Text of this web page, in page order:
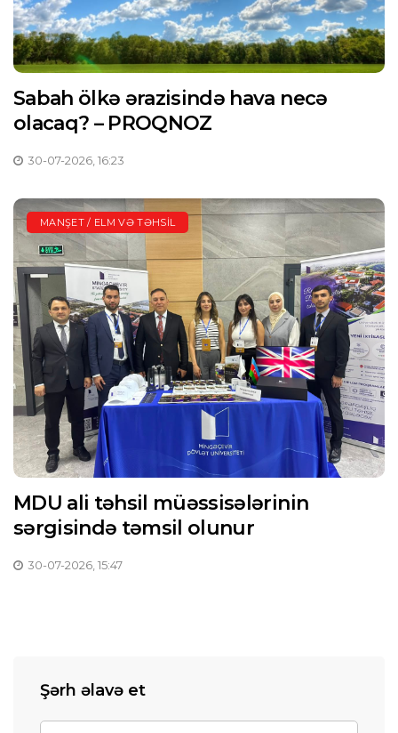
Sabah ölkə ərazisində hava necə
olacaq? – PROQNOZ
30-07-2026, 16:23
MANŞET / ELM VƏ TƏHSIL
MDU ali təhsil müəssisələrinin
sərgisində təmsil olunur
30-07-2026, 15:47
Şərh əlavə et